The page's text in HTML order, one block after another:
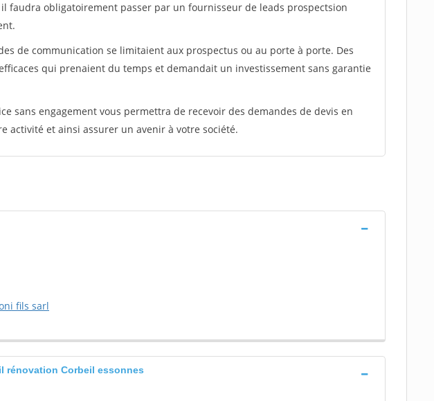
faudra obligatoirement passer par un fournisseur de leads prospectsion
de communication se limitaient aux prospectus ou au porte à porte. Des
qui prenaient du temps et demandait un investissement sans garantie
sans engagement vous permettra de recevoir des demandes de devis en
activité et ainsi assurer un avenir à votre société.
fils sarl
rénovation Corbeil essonnes